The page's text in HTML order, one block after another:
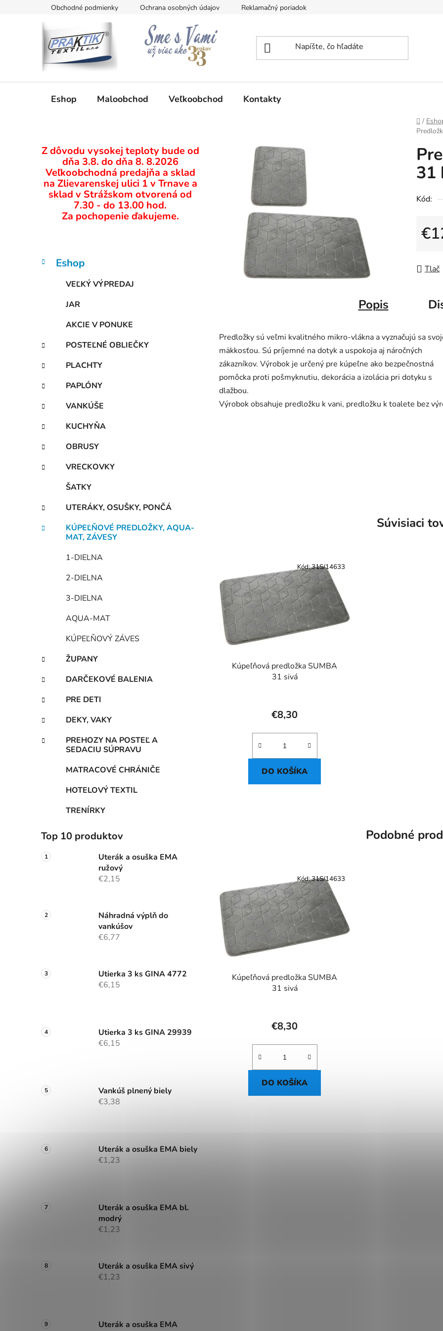
Obchodné podmienky Ochrana osobných údajov Reklamačný poriadok
Eshop Maloobchod Veľkoobchod Kontakty
Domov
/
o
č
n
l
Z dôvodu vysokej teploty bude od
dňa 3.8. do dňa 8. 8.2026
Veľkoobchodná predajňa a sklad
na Zlievarenskej ulici 1 v Trnave a
sklad v Strážskom otvorená od
7.30 - do 13.00 hod.
Za pochopenie ďakujeme.
Preskočiť
kategórie
K
a
e
Eshop
VEĽKÝ VÝPREDAJ
JAR
AKCIE V PONUKE
POSTEĽNÉ OBLIEČKY
PLACHTY
PAPLÓNY
VANKÚŠE
KUCHYŇA
OBRUSY
VRECKOVKY
ŠATKY
UTERÁKY, OSUŠKY, PONČÁ
KÚPEĽŇOVÉ PREDLOŽKY, AQUA-
MAT, ZÁVESY
1-DIELNA
2-DIELNA
3-DIELNA
AQUA-MAT
KÚPEĽŇOVÝ ZÁVES
ŽUPANY
DARČEKOVÉ BALENIA
PRE DETI
DEKY, VAKY
PREHOZY NA POSTEĽ A
SEDACIU SÚPRAVU
MATRACOVÉ CHRÁNIČE
HOTELOVÝ TEXTIL
TRENÍRKY
Top 10 produktov
Uterák a osuška EMA
ružový
€2,15
Náhradná výplň do
vankúšov
€6,77
Utierka 3 ks GINA 4772
€6,15
Utierka 3 ks GINA 29939
€6,15
Vankúš plnený biely
€3,38
Uterák a osuška EMA biely
€1,23
Uterák a osuška EMA bl.
modrý
€1,23
Uterák a osuška EMA sivý
€1,23
Uterák a osuška EMA
31
Kód:
Tlač
Popis
Predložky sú veľmi kvalitného mikro-vlákna a vyznačujú sa
mäkkosťou. Sú príjemné na dotyk a uspokoja aj náročných
zákazníkov. Výrobok je určený pre kúpeľne ako bezpečnostná
pomôcka proti pošmyknutiu, dekorácia a izolácia pri dotyku s
dlažbou.
Výrobok obsahuje predložku k vani, predložku k toalete bez
Súvisiaci
Kúpeľňová predložka SUMBA
31 sivá
€8,30
DO KOŠÍKA
Kód:31S/14633
Podobné
Kúpeľňová predložka SUMBA
31 sivá
€8,30
DO KOŠÍKA
Kód:31S/14633